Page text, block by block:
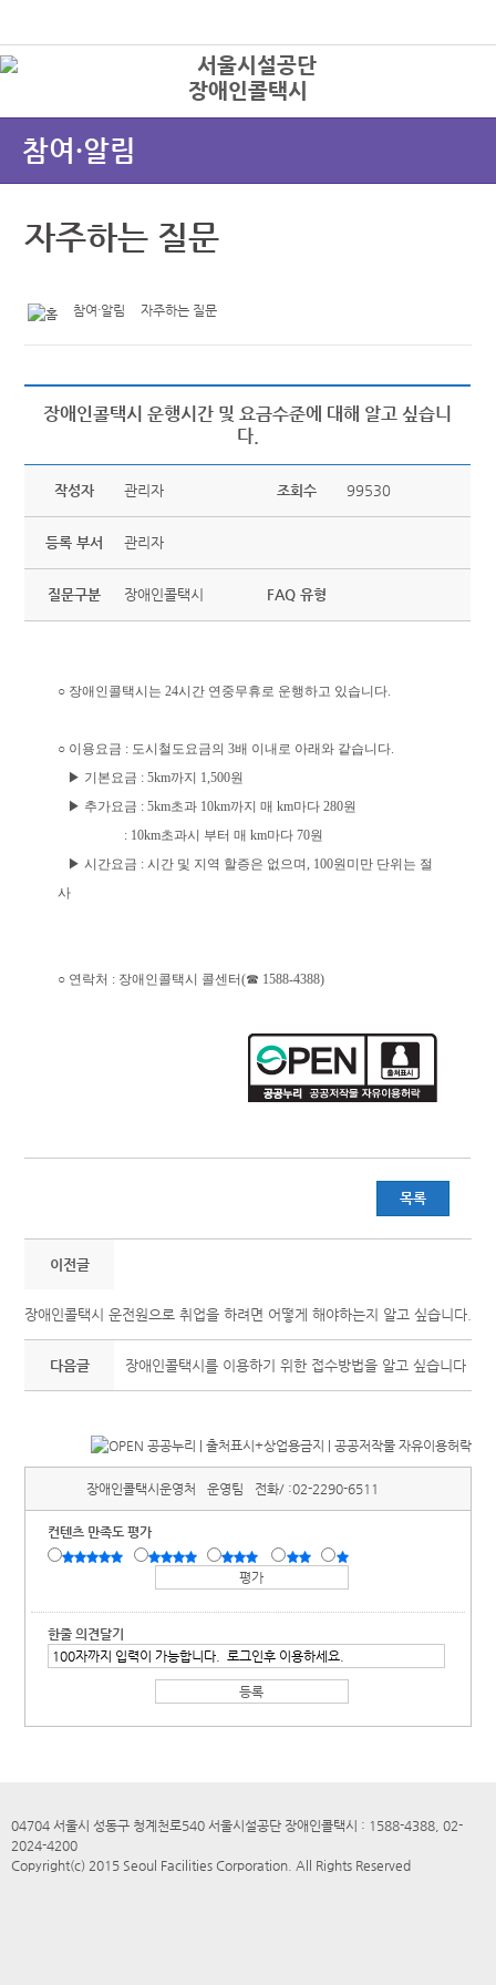
장애인콜택시
참여·알림
자주하는 질문
참여·알림 자주하는 질문
장애인콜택시 운행시간 및 요금수준에 대해 알고 싶습니
다.
작성자 관리자 조회수 99530
등록 부서 관리자
질문구분 장애인콜택시 FAQ 유형
○ 장애인콜택시는 24시간 연중무휴로 운행하고 있습니다.
○ 이용요금 : 도시철도요금의 3배 이내로 아래와 같습니다.
▶ 기본요금 : 5km까지 1,500원
▶ 추가요금 : 5km초과 10km까지 매 km마다 280원
: 10km초과시 부터 매 km마다 70원
▶ 시간요금 : 시간 및 지역 할증은 없으며, 100원미만 단위는 절
사
○ 연락처 : 장애인콜택시 콜센터(☎ 1588-4388)
목록
이전글
장애인콜택시 운전원으로 취업을 하려면 어떻게 해야하는지 알고 싶습니다.
다음글 장애인콜택시를 이용하기 위한 접수방법을 알고 싶습니다
장애인콜택시운영처 운영팀 전화/ :02-2290-6511
컨텐츠 만족도 평가
한줄 의견달기
04704 서울시 성동구 청계천로540 서울시설공단 장애인콜택시 : 1588-4388, 02-
2024-4200
Copyright(c) 2015 Seoul Facilities Corporation. All Rights Reserved